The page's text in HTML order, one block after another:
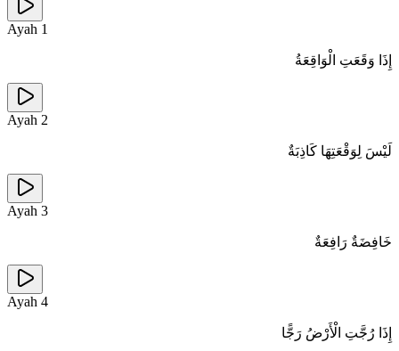
Ayah 1
إِذَا وَقَعَتِ الْوَاقِعَةُ
Ayah 2
لَيْسَ لِوَقْعَتِهَا كَاذِبَةٌ
Ayah 3
خَافِضَةٌ رَافِعَةٌ
Ayah 4
إِذَا رُجَّتِ الْأَرْضُ رَجًّا